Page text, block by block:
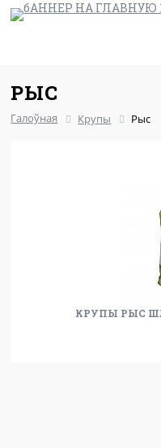
РЫС
Галоўная Крупы Рыс
КРУПЫ РЫС